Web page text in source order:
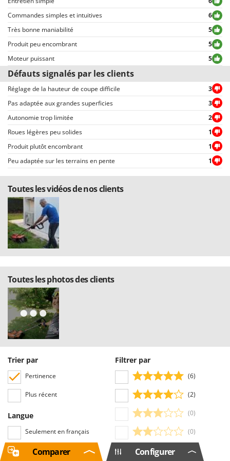
des données personnelles.
Tous les commentaires, qu’ils soient positifs ou négatifs, peuvent être
consultés rapidement par nos visiteurs, grâce également aux filtres qui
permettent une sélection rapide, comme par exemple celui permettant de
choisir entre avis positifs et négatifs.
Commandes simples et intuitives
6
Très bonne maniabilité
5
Produit peu encombrant
5
Moteur puissant
5
Défauts signalés par les clients
Réglage de la hauteur de coupe difficile
3
Pas adaptée aux grandes superficies
3
Autonomie trop limitée
2
Roues légères peu solides
1
Produit plutôt encombrant
1
Peu adaptée sur les terrains en pente
1
Toutes les vidéos de nos clients
Toutes les photos des clients
Trier par
Pertinence
Plus récent
Langue
Seulement en français
Toutes les langues
Filtrer par
(6)
(2)
(0)
(0)
(0)
Configurer
Comparer